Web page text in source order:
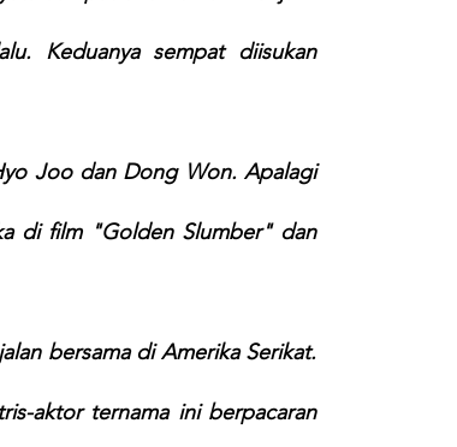
Keduanya sempat diisukan
Joo dan Dong Won. Apalagi
di film "Golden Slumber" dan
bersama di Amerika Serikat.
aktor ternama ini berpacaran